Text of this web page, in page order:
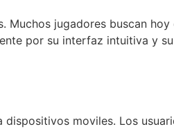
Muchos jugadores buscan
por su interfaz intuitiva y
moviles. Los